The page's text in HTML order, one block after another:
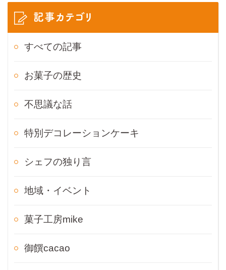
記事カテゴリ
すべての記事
お菓子の歴史
不思議な話
特別デコレーションケーキ
シェフの独り言
地域・イベント
菓子工房mike
御饌cacao